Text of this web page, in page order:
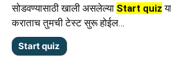
सोडवण्यासाठी खाली असलेल्या Start quiz
कराताच तुमची टेस्ट सुरू होईल…